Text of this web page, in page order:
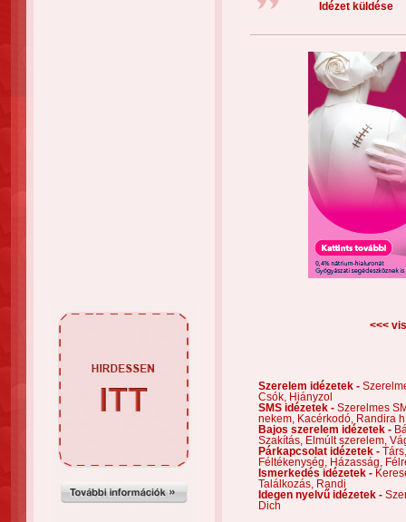
Idézet küldése
<<<
Szerelem idézetek -
Csók,
Hiányzol
SMS idézetek - Szerelmes
nekem,
Kacérkodó,
Randira
Bajos szerelem idézetek -
Szakítás,
Elmúlt szerelem,
Párkapcsolat idézetek -
Féltékenység,
Házasság,
Ismerkedés idézetek -
Találkozás,
Randi
Idegen nyelvű idézetek -
Dich